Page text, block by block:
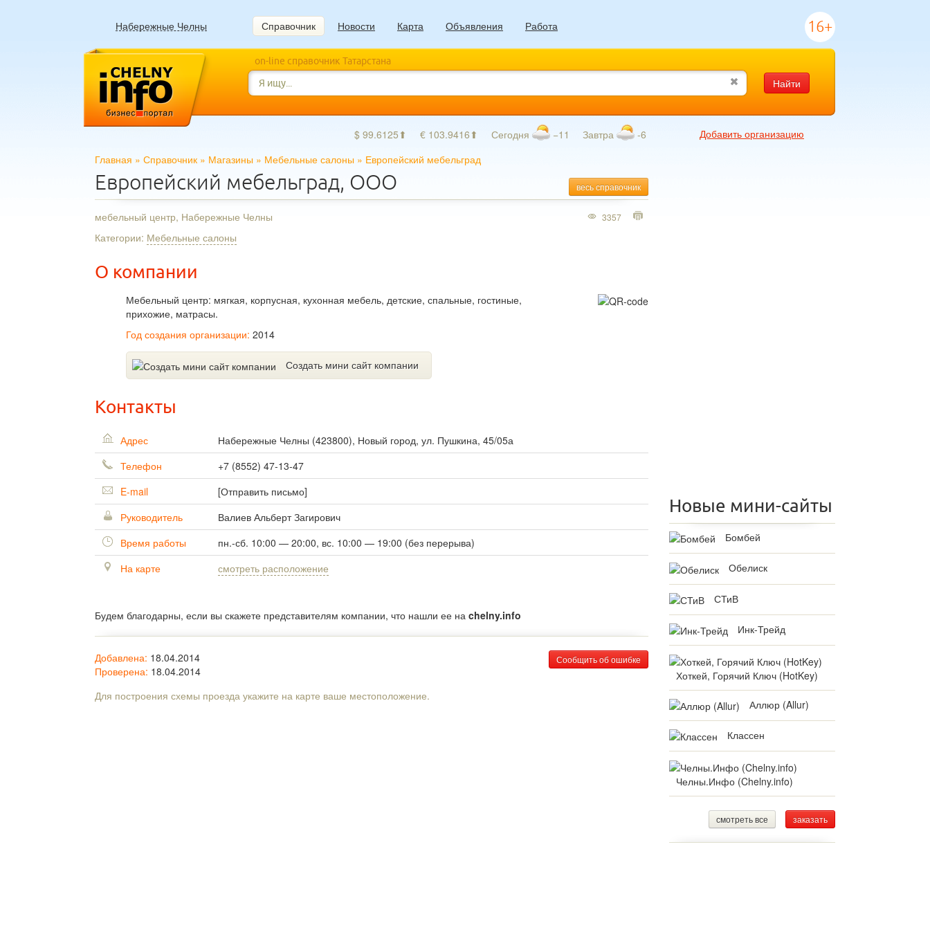
Набережные Челны Справочник Новости Карта Объявления Работа 16+
on-line справочник Татарстана
Найти
$ 99.6125⬆ € 103.9416⬆ Сегодня −11 Завтра -6
Добавить организацию
Главная » Справочник » Магазины » Мебельные салоны » Европейский мебельград
весь справочник
Европейский мебельград, ООО
мебельный центр, Набережные Челны
Категории: Мебельные салоны
О компании
Мебельный центр: мягкая, корпусная, кухонная мебель, детские, спальные, гостиные,
прихожие, матрасы.
Год создания организации: 2014
Создать мини сайт компании
3357
Контакты
Адрес Набережные Челны (423800), Новый город, ул. Пушкина, 45/05а
Телефон
+7 (8552) 47-13-47
E-mail
[Отправить письмо]
Руководитель
Валиев Альберт Загирович
Время работы
пн.-сб. 10:00 — 20:00, вс. 10:00 — 19:00 (без перерыва)
На карте
смотреть расположение
Будем благодарны, если вы скажете представителям компании, что нашли ее на chelny.info
Сообщить об ошибке
Добавлена: 18.04.2014
Проверена: 18.04.2014
Для построения схемы проезда укажите на карте ваше местоположение.
Новые мини-сайты
Бомбей
Обелиск
СТиВ
Инк-Трейд
Хоткей, Горячий Ключ (HotKey)
Аллюр (Allur)
Классен
Челны.Инфо (Chelny.info)
смотреть все заказать